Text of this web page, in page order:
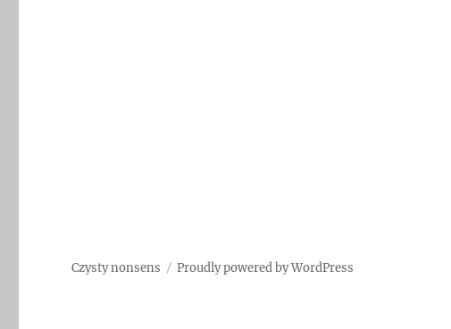
Czysty nonsens Proudly powered by WordPress